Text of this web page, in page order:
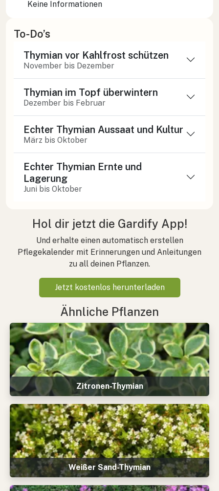
Keine Informationen
To-Do’s
Thymian vor Kahlfrost schützen
November bis Dezember
Thymian im Topf überwintern
Dezember bis Februar
Echter Thymian Aussaat und Kultur
März bis Oktober
Echter Thymian Ernte und
Lagerung
Juni bis Oktober
Hol dir jetzt die Gardify App!
Und erhalte einen automatisch erstellen
Pflegekalender mit Erinnerungen und Anleitungen
zu all deinen Pflanzen.
Jetzt kostenlos herunterladen
Ähnliche Pflanzen
Zitronen-Thymian
Weißer Sand-Thymian